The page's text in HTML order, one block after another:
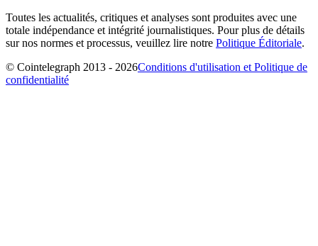
Toutes les actualités, critiques et analyses sont produites avec une
totale indépendance et intégrité journalistiques. Pour plus de détails
sur nos normes et processus, veuillez lire notre Politique Éditoriale.
© Cointelegraph 2013 - 2026Conditions d'utilisation et Politique de
confidentialité